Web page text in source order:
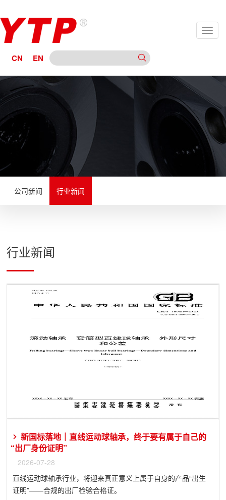
CN EN
公司新闻 行业新闻
行业新闻
新国标落地｜直线运动球轴承，终于要有属于自己的
“出厂身份证明”
2026-07-28
直线运动球轴承行业，将迎来真正意义上属于自身的产品“出生
证明”——合规的出厂检验合格证。